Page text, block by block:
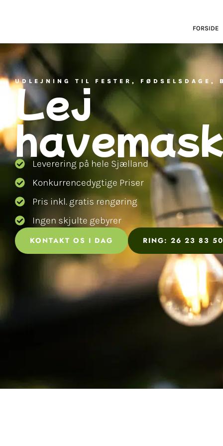
FORSIDE
UDLEJNING TIL FESTER, FØDSELSDAGE,
Lej
Leverering på hele Sjælland
Konkurrencedygtige Priser
Pris inkl. gratis rengøring
Ingen skjulte gebyrer
KONTAKT OS I DAG RING: 26 23 83 50